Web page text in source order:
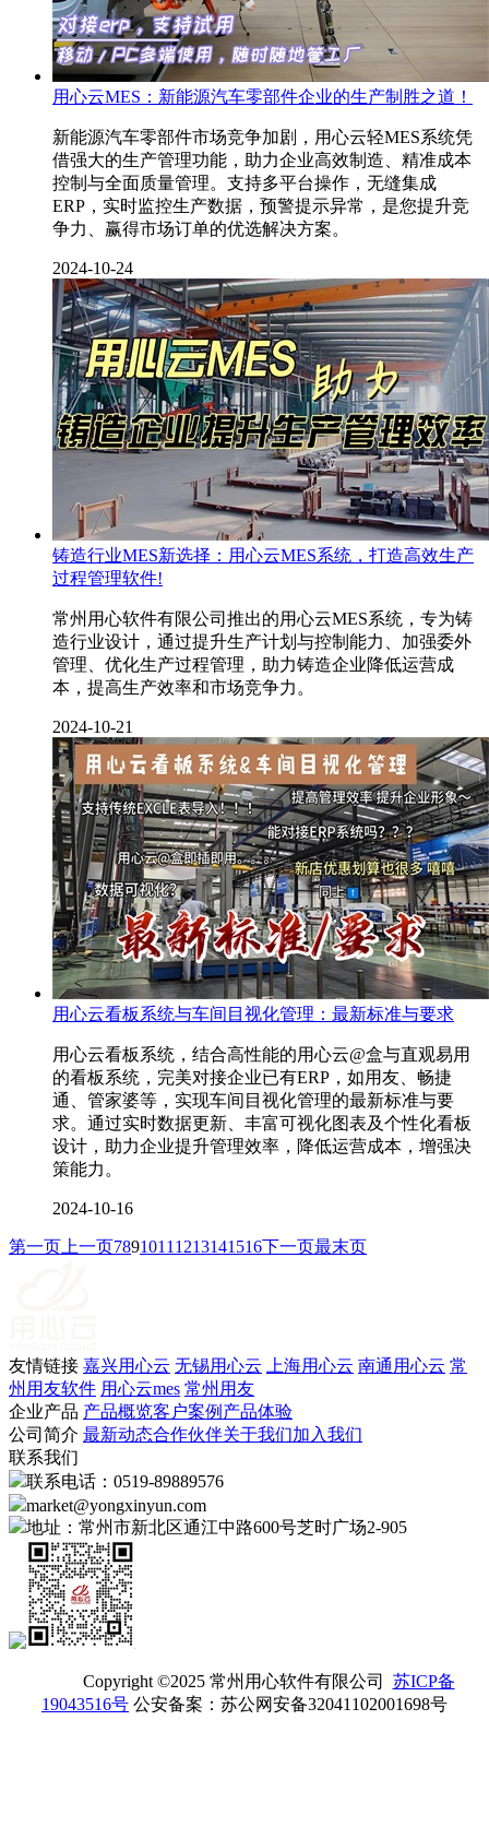
用心云MES：新能源汽车零部件企业的生产制胜之道！
新能源汽车零部件市场竞争加剧，用心云轻MES系统凭
借强大的生产管理功能，助力企业高效制造、精准成本
控制与全面质量管理。支持多平台操作，无缝集成
ERP，实时监控生产数据，预警提示异常，是您提升竞
争力、赢得市场订单的优选解决方案。
2024-10-24
铸造行业MES新选择：用心云MES系统，打造高效生产
过程管理软件!
常州用心软件有限公司推出的用心云MES系统，专为铸
造行业设计，通过提升生产计划与控制能力、加强委外
管理、优化生产过程管理，助力铸造企业降低运营成
本，提高生产效率和市场竞争力。
2024-10-21
用心云看板系统与车间目视化管理：最新标准与要求
用心云看板系统，结合高性能的用心云@盒与直观易用
的看板系统，完美对接企业已有ERP，如用友、畅捷
通、管家婆等，实现车间目视化管理的最新标准与要
求。通过实时数据更新、丰富可视化图表及个性化看板
设计，助力企业提升管理效率，降低运营成本，增强决
策能力。
2024-10-16
第一页 上一页7891011 1213141516下一页最末页
友情链接 嘉兴用心云 无锡用心云 上海用心云 南通用心云 常
州用友软件 用心云mes 常州用友
企业产品 产品概览客户案例 产品体验
公司简介 最新动态合作伙伴关于我们加入我们
联系我们
联系电话：0519-89889576
market@yongxinyun.com
地址：常州市新北区通江中路600号芝时广场2-905
Copyright ©2025 常州用心软件有限公司 苏ICP备
19043516号 公安备案：苏公网安备32041102001698号